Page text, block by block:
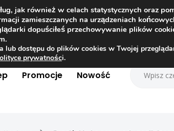
Promocje Nowość
jak również w celach statystycznych oraz
zamieszczanych na urządzeniach
dopuściłeś przechowywanie plików
dostępu do plików cookies w Twojej
prywatności.